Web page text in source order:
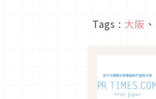
Tags : 大阪 、